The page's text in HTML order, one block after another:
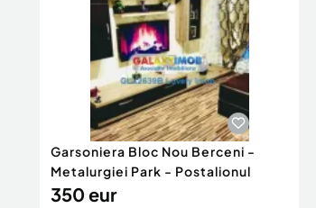
Garsoniera Bloc Nou Berceni -
Metalurgiei Park - Postalionul
350 eur